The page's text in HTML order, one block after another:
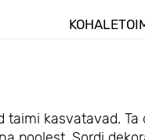
taimi kasvatavad.